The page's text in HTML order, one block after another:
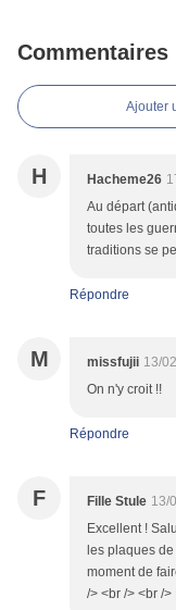
Commentaires
Ajouter
H Hacheme26
Au départ
toutes les
traditions se
Répondre
M missfujii 13/
On n'y croit !!
Répondre
F Fille Stule 13/
Excellent !
les plaques
moment de
/> <br /> <br /